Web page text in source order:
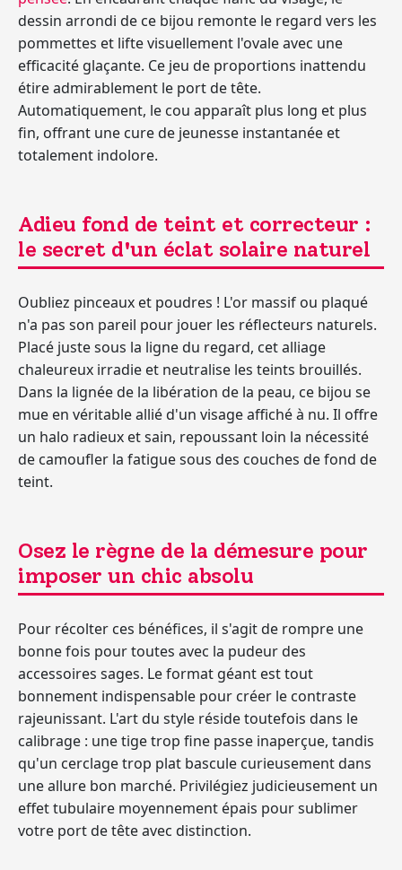
dessin arrondi de ce bijou remonte le regard vers les
pommettes et lifte visuellement l'ovale avec une
efficacité glaçante. Ce jeu de proportions inattendu
étire admirablement le port de tête.
Automatiquement, le cou apparaît plus long et plus
fin, offrant une cure de jeunesse instantanée et
totalement indolore.
Adieu fond de teint et correcteur :
le secret d'un éclat solaire naturel
Oubliez pinceaux et poudres ! L'or massif ou plaqué
n'a pas son pareil pour jouer les réflecteurs naturels.
Placé juste sous la ligne du regard, cet alliage
chaleureux irradie et neutralise les teints brouillés.
Dans la lignée de la libération de la peau, ce bijou se
mue en véritable allié d'un visage affiché à nu. Il offre
un halo radieux et sain, repoussant loin la nécessité
de camoufler la fatigue sous des couches de fond de
teint.
Osez le règne de la démesure pour
imposer un chic absolu
Pour récolter ces bénéfices, il s'agit de rompre une
bonne fois pour toutes avec la pudeur des
accessoires sages. Le format géant est tout
bonnement indispensable pour créer le contraste
rajeunissant. L'art du style réside toutefois dans le
calibrage : une tige trop fine passe inaperçue, tandis
qu'un cerclage trop plat bascule curieusement dans
une allure bon marché. Privilégiez judicieusement un
effet tubulaire moyennement épais pour sublimer
votre port de tête avec distinction.